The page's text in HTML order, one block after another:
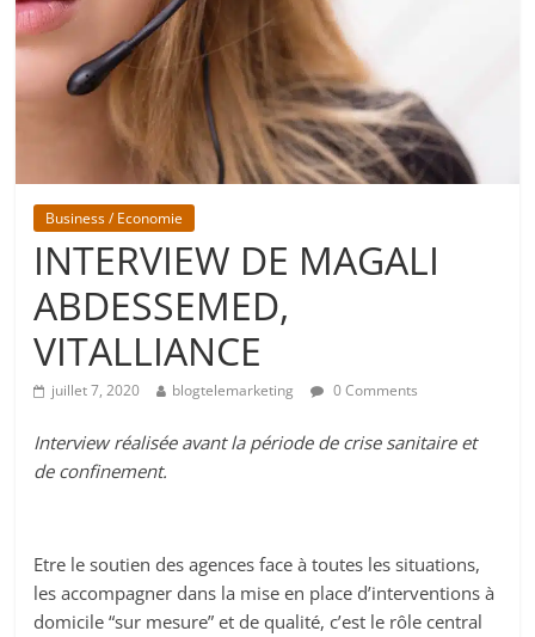
Business / Economie
INTERVIEW DE MAGALI
ABDESSEMED,
VITALLIANCE
juillet 7, 2020 blogtelemarketing 0 Comments
Interview réalisée avant la période de crise sanitaire et
de confinement.
Etre le soutien des agences face à toutes les situations,
les accompagner dans la mise en place d’interventions à
domicile “sur mesure” et de qualité, c’est le rôle central